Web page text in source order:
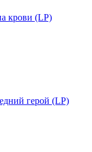
крови (LP)
герой (LP)